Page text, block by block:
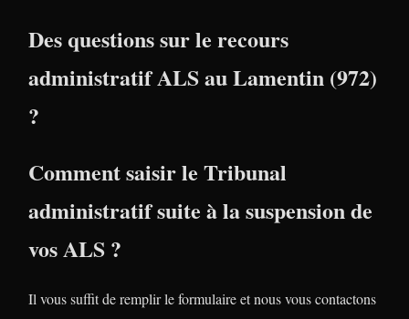
Des questions sur le recours
administratif ALS au Lamentin (972)
?
Comment saisir le Tribunal
administratif suite à la suspension de
vos ALS ?
Il vous suffit de remplir le formulaire et nous vous contactons